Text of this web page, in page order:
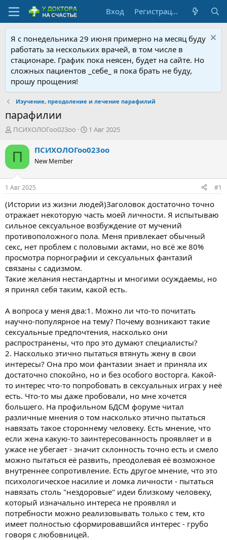
Вход Регистрация
Я с понедельника 29 июня примерно на месяц буду
работать за нескольких врачей, в том числе в
стационаре. График пока неясен, будет на сайте. Но
сложных пациентов _себе_ я пока брать не буду,
прошу прощения!
Изучение, преодоление и лечение парафилий
парафилии
А
т
о
т
м
ы
ПСИХОЛОГоо023оо
Д
т
а
л
а
1 Авг 2025
П ПСИХОЛОГоо023оо
New Member
1 Авг 2025 #1
(Истории из жизни людей)Заголовок достаточно точно
отражает некоторую часть моей личности. Я испытываю
сильное сексуальное возбуждение от мучений
противоположного пола. Меня привлекает обычный
секс, нет проблем с половыми актами, но всё же 80%
просмотра порнографии и сексуальных фантазий
связаны с садизмом.
Такие желания нестандартны и многими осуждаемы, но
я принял себя таким, какой есть.
А вопроса у меня два:1. Можно ли что-то почитать
научно-популярное на тему? Почему возникают такие
сексуальные предпочтения, насколько они
распространены, что про это думают специалисты?
2. Насколько этично пытаться втянуть жену в свои
интересы? Она про мои фантазии знает и приняла их
достаточно спокойно, но и без особого восторга. Какой-
то интерес что-то попробовать в сексуальных играх у неё
есть. Что-то мы даже пробовали, но мне хочется
большего. На профильном БДСМ форуме читал
различные мнения о том насколько этично пытаться
навязать такое стороннему человеку. Есть мнение, что
если жена какую-то заинтересованность проявляет и в
ужасе не убегает - значит склонность точно есть и смело
можно пытаться её развить, преодолевая её возможное
внутреннее сопротивление. Есть другое мнение, что это
психологическое насилие и ломка личности - пытаться
навязать столь "нездоровые" идеи близкому человеку,
который изначально интереса не проявлял и
потребности можно реализовывать только с тем, кто
имеет полностью сформировавшийся интерес - грубо
говоря с любовницей.